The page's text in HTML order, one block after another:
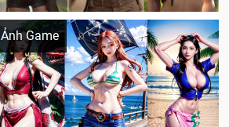
Ảnh Game
Khi AI Cosplay gái đẹp One Piece